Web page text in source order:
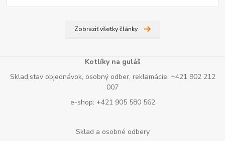
Zobraziť všetky články
Kotlíky na guláš
Sklad,stav objednávok, osobný odber, reklamácie: +421 902 212
007
e-shop: +421 905 580 562
Sklad a osobné odbery